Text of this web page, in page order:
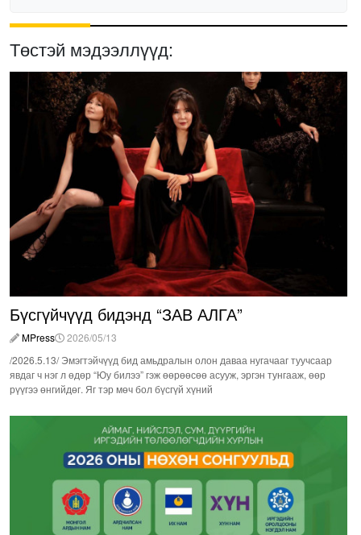
Төстэй мэдээллүүд:
Бүсгүйчүүд бидэнд “ЗАВ АЛГА”
MPress
2026/05/13
/2026.5.13/ Эмэгтэйчүүд бид амьдралын олон даваа нугачааг туучсаар
явдаг ч нэг л өдөр “Юу билээ” гэж өөрөөсөө асууж, эргэн тунгааж, өөр
рүүгээ өнгийдөг. Яг тэр мөч бол бүсгүй хүний